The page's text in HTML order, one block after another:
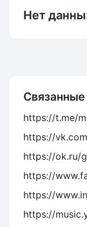
Нет
https://t.me/
https://
https://ok.ru/
https://
https://
https://